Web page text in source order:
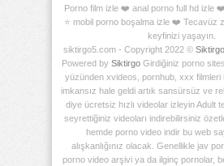
Porno film izle ❤️ anal porno full hd izle
⭐ mobil porno boşalma izle ❤️ Tecavüz
keyfinizi yaşayın.
siktirgo5.com - Copyright 2022 © Siktirgo
Powered by Siktirgo Girdiğiniz porno
yüzünden xvideos, pornhub, xxx filmleri
imkansız hale geldi artık sansürsüz ve
diye ücretsiz hızlı videolar izleyin Adult
seyrettiğiniz videoları indirebilirsiniz
hemde porno video indir bu web
alışkanlığınız olacak. Genellikle jav
porno video arşivi ya da ilginç pornolar,